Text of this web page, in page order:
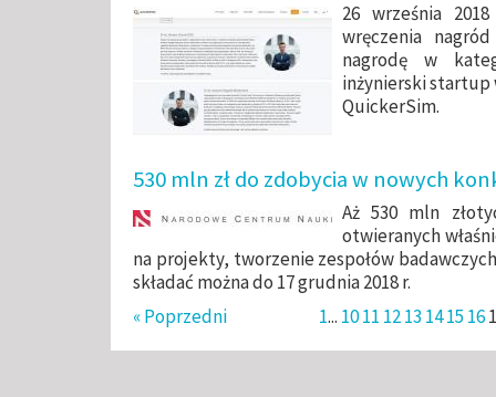
26 września
wręczenia
nagrodę w
inżynierski startup
QuickerSim.
530 mln zł do zdobycia w nowych
Aż 530 mln
otwieranych
na projekty, tworzenie zespołów
składać można do 17 grudnia 2018 r.
« Poprzedni
1... 10 11 12 13 14 15 16